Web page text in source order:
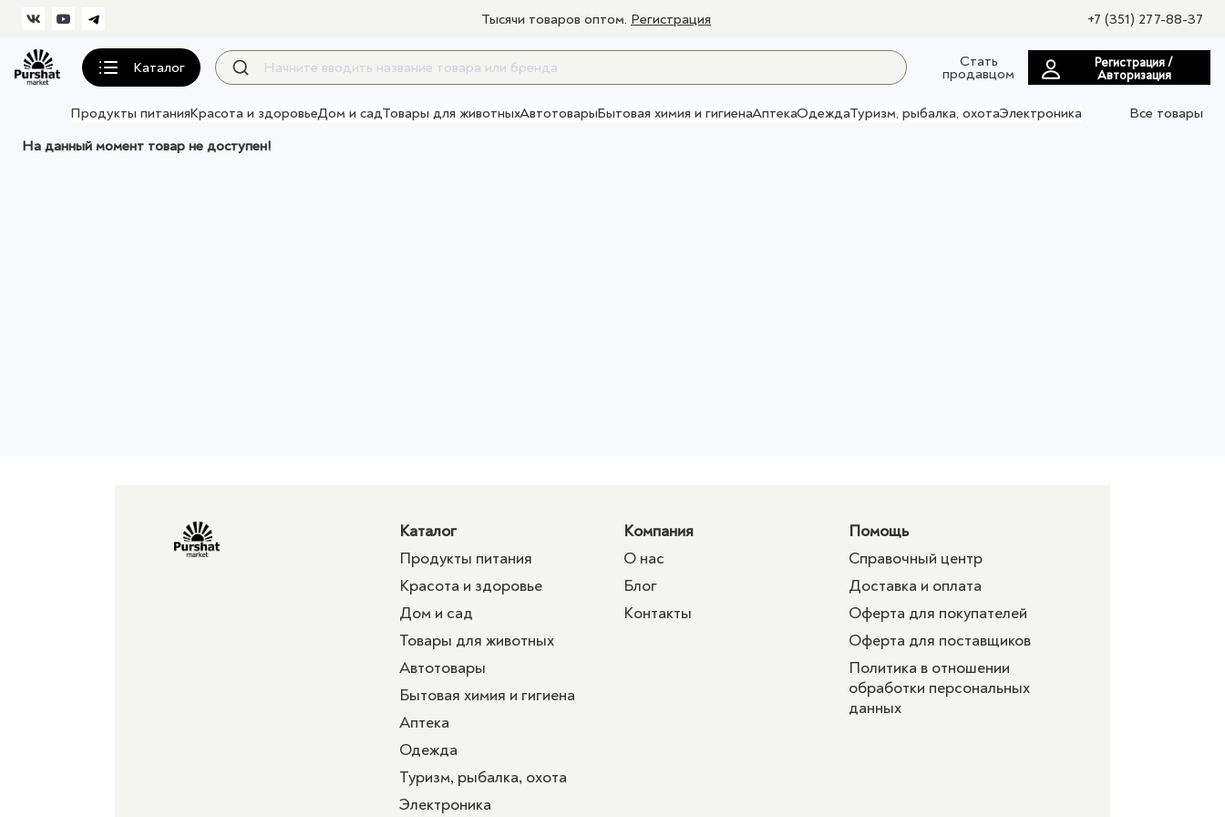
Тысячи товаров оптом. Регистрация +7 (351) 277-88-37
Каталог Стать
продавцом
Регистрация /
Авторизация
Продукты питанияКрасота и здоровьеДом и садТовары для животныхАвтотоварыБытовая химия и гигиенаАптекаОдеждаТуризм, рыбалка, охотаЭлектроника
Все товары
На данный момент товар не доступен!
Каталог
Продукты питания
Красота и здоровье
Дом и сад
Товары для животных
Автотовары
Бытовая химия и гигиена
Аптека
Одежда
Туризм, рыбалка, охота
Электроника
Компания
О нас
Блог
Контакты
Помощь
Справочный центр
Доставка и оплата
Оферта для покупателей
Оферта для поставщиков
Политика в отношении
обработки персональных
данных